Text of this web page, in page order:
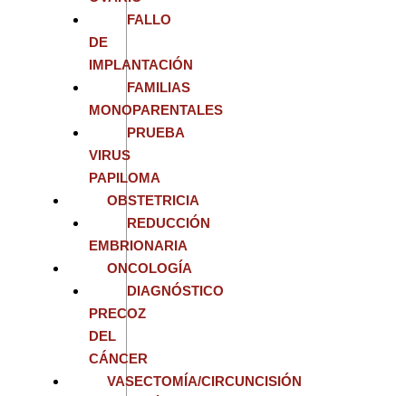
FALLO
DE
IMPLANTACIÓN
FAMILIAS
MONOPARENTALES
PRUEBA
VIRUS
PAPILOMA
OBSTETRICIA
REDUCCIÓN
EMBRIONARIA
ONCOLOGÍA
DIAGNÓSTICO
PRECOZ
DEL
CÁNCER
VASECTOMÍA/CIRCUNCISIÓN